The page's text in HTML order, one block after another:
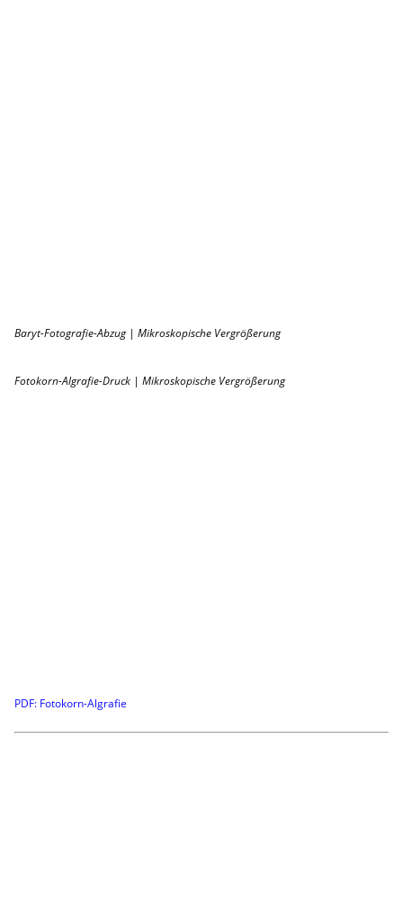
Baryt-Fotografie-Abzug | Mikroskopische Vergrößerung
Fotokorn-Algrafie-Druck | Mikroskopische Vergrößerung
PDF: Fotokorn-Algrafie